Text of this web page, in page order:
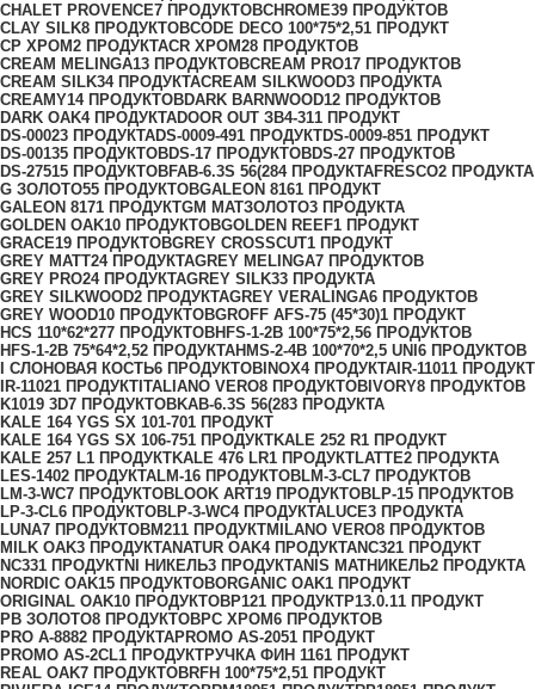
CHALET PROVENCE7 ПРОДУКТОВCHROME39 ПРОДУКТОВ
CLAY SILK8 ПРОДУКТОВCODE DECO 100*75*2,51 ПРОДУКТ
CP ХРОМ2 ПРОДУКТАCR ХРОМ28 ПРОДУКТОВ
CREAM MELINGA13 ПРОДУКТОВCREAM PRO17 ПРОДУКТОВ
CREAM SILK34 ПРОДУКТАCREAM SILKWOOD3 ПРОДУКТА
CREAMY14 ПРОДУКТОВDARK BARNWOOD12 ПРОДУКТОВ
DARK OAK4 ПРОДУКТАDOOR OUT ЗВ4-311 ПРОДУКТ
DS-00023 ПРОДУКТАDS-0009-491 ПРОДУКТDS-0009-851 ПРОДУКТ
DS-00135 ПРОДУКТОВDS-17 ПРОДУКТОВDS-27 ПРОДУКТОВ
DS-27515 ПРОДУКТОВFAB-6.3S 56(284 ПРОДУКТАFRESCO2 ПРОДУКТА
G ЗОЛОТО55 ПРОДУКТОВGALEON 8161 ПРОДУКТ
GALEON 8171 ПРОДУКТGM МАТЗОЛОТО3 ПРОДУКТА
GOLDEN OAK10 ПРОДУКТОВGOLDEN REEF1 ПРОДУКТ
GRACE19 ПРОДУКТОВGREY CROSSCUT1 ПРОДУКТ
GREY MATT24 ПРОДУКТАGREY MELINGA7 ПРОДУКТОВ
GREY PRO24 ПРОДУКТАGREY SILK33 ПРОДУКТА
GREY SILKWOOD2 ПРОДУКТАGREY VERALINGA6 ПРОДУКТОВ
GREY WOOD10 ПРОДУКТОВGROFF AFS-75 (45*30)1 ПРОДУКТ
HCS 110*62*277 ПРОДУКТОВHFS-1-2B 100*75*2,56 ПРОДУКТОВ
HFS-1-2B 75*64*2,52 ПРОДУКТАHMS-2-4B 100*70*2,5 UNI 6 ПРОДУКТОВ
I СЛОНОВАЯ КОСТЬ6 ПРОДУКТОВ INOX4 ПРОДУКТА IR-11011 ПРОДУКТ
IR-11021 ПРОДУКТ ITALIANO VERO8 ПРОДУКТОВ IVORY8 ПРОДУКТОВ
K1019 3D7 ПРОДУКТОВKAB-6.3S 56(283 ПРОДУКТА
KALE 164 YGS SX 101-701 ПРОДУКТ
KALE 164 YGS SX 106-751 ПРОДУКТKALE 252 R1 ПРОДУКТ
KALE 257 L1 ПРОДУКТKALE 476 LR1 ПРОДУКТLATTE2 ПРОДУКТА
LES-1402 ПРОДУКТАLM-16 ПРОДУКТОВLM-3-CL7 ПРОДУКТОВ
LM-3-WC7 ПРОДУКТОВLOOK ART19 ПРОДУКТОВLP-15 ПРОДУКТОВ
LP-3-CL6 ПРОДУКТОВLP-3-WC4 ПРОДУКТАLUCE3 ПРОДУКТА
LUNA7 ПРОДУКТОВM211 ПРОДУКТMILANO VERO8 ПРОДУКТОВ
MILK OAK3 ПРОДУКТАNATUR OAK4 ПРОДУКТАNC321 ПРОДУКТ
NC331 ПРОДУКТNI НИКЕЛЬ3 ПРОДУКТАNIS МАТНИКЕЛЬ2 ПРОДУКТА
NORDIC OAK15 ПРОДУКТОВORGANIC OAK1 ПРОДУКТ
ORIGINAL OAK10 ПРОДУКТОВP121 ПРОДУКТP13.0.11 ПРОДУКТ
PB ЗОЛОТО8 ПРОДУКТОВPC ХРОМ6 ПРОДУКТОВ
PRO A-8882 ПРОДУКТАPROMO AS-2051 ПРОДУКТ
PROMO AS-2CL1 ПРОДУКТPУЧКА ФИН 1161 ПРОДУКТ
REAL OAK7 ПРОДУКТОВRFH 100*75*2,51 ПРОДУКТ